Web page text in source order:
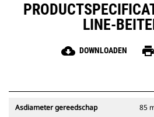
LINE-
cloud_download DOWNLOADEN print
Asdiameter gereedschap 85